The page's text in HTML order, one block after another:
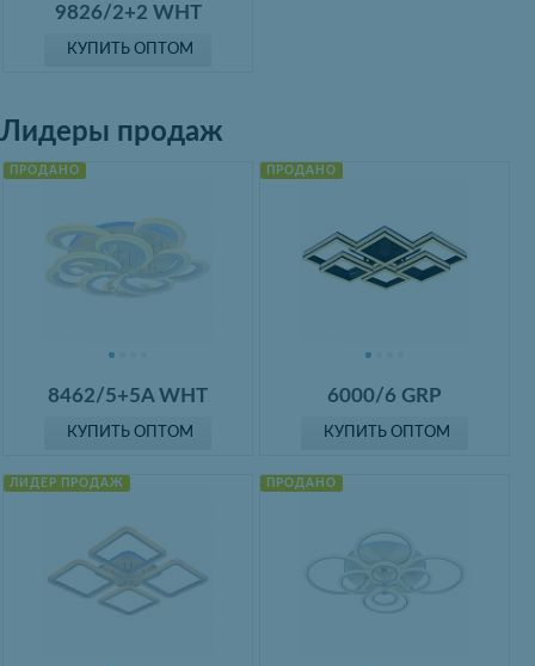
9826/2+2 WHT
КУПИТЬ ОПТОМ
Лидеры продаж
ПРОДАНО
8462/5+5A WHT
КУПИТЬ ОПТОМ
ПРОДАНО
6000/6 GRP
КУПИТЬ ОПТОМ
ЛИДЕР ПРОДАЖ ПРОДАНО